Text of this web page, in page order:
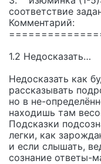
соответствие
Комментарий:
1.2 Недосказать…
Недосказать как
рассказывать
но в не-
находишь там
Подсказки
легки, как
и если слышать,
сознание ответы-